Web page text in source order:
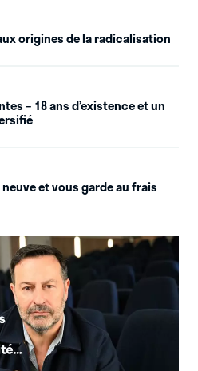
origines de la radicalisation
– 18 ans d’existence et un
et vous garde au frais